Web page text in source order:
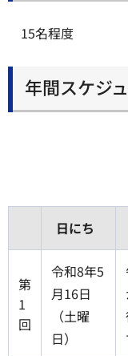
15名程度
年間スケジ
日にち
第
1
回
令和8年5
月16日
（土曜
日）